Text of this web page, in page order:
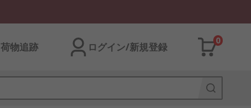
荷物追跡 ログイン/新規登録
0